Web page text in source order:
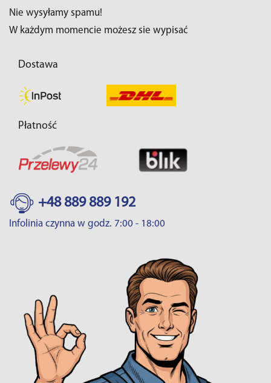
Nie wysyłamy spamu!
W każdym momencie możesz sie wypisać
Dostawa
Płatność
+48 889 889 192
Infolinia czynna w godz. 7:00 - 18:00